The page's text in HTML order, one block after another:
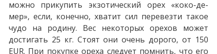
можно прикупить экзотический орех «коко-де-
мер», если, конечно, хватит сил перевезти такое
чудо на родину. Вес некоторых орехов может
достигать 25 кг. Стоят они очень дорого, от 150
EUR. При покупке ореха следует помнить, что его